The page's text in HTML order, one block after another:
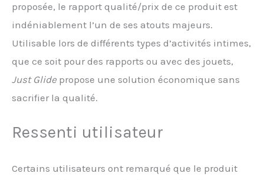
proposée, le rapport qualité/prix de ce produit est
indéniablement l’un de ses atouts majeurs.
Utilisable lors de différents types d’activités intimes,
que ce soit pour des rapports ou avec des jouets,
Just Glide propose une solution économique sans
sacrifier la qualité.
Ressenti utilisateur
Certains utilisateurs ont remarqué que le produit